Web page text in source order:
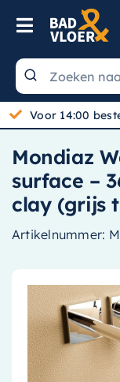
Skip to content
Toggle
Wastafels
Toiletten
Spiegels
Kranen
Douche
Baden
Accessoires
Gratis bezorgd
Mondiaz
surface –
clay (grijs
Artikelnummer: